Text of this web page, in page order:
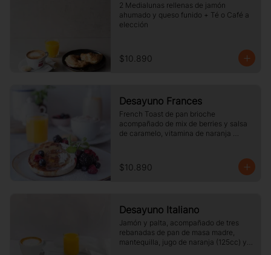
2 Medialunas rellenas de jamón
ahumado y queso funido + Té o Café a
elección
$10.890
Desayuno Frances
French Toast de pan brioche
acompañado de mix de berries y salsa
de caramelo, vitamina de naranja
$10.890
Desayuno Italiano
Jamón y palta, acompañado de tres
rebanadas de pan de masa madre,
mantequilla, jugo de naranja (125cc) y